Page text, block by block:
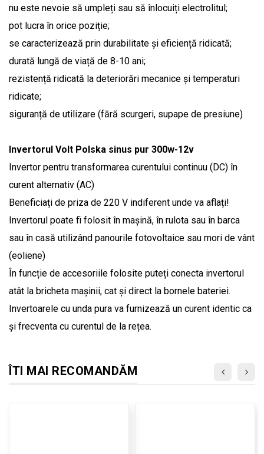
nu este nevoie să umpleți sau să înlocuiți electrolitul;
pot lucra în orice poziție;
se caracterizează prin durabilitate și eficiență ridicată;
durată lungă de viață de 8-10 ani;
rezistență ridicată la deteriorări mecanice și temperaturi
ridicate;
siguranță de utilizare (fără scurgeri, supape de presiune)
Invertorul Volt Polska sinus pur 300w-12v
Invertor pentru transformarea curentului continuu (DC) în
curent alternativ (AC)
Beneficiați de priza de 220 V indiferent unde va aflați!
Invertorul poate fi folosit în mașină, în rulota sau în barca
sau în casă utilizând panourile fotovoltaice sau mori de vânt
(eoliene)
În funcție de accesoriile folosite puteți conecta invertorul
atât la bricheta mașinii, cat și direct la bornele bateriei.
Invertoarele cu unda pura va furnizează un curent identic ca
și frecventa cu curentul de la rețea.
ÎTI MAI RECOMANDĂM